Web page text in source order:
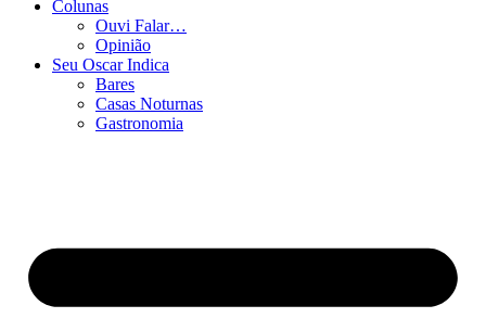
Colunas
Ouvi Falar…
Opinião
Seu Oscar Indica
Bares
Casas Noturnas
Gastronomia